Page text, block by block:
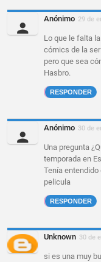
Anónimo 29 de
Lo que le falta
cómics de la
pero que sea
Hasbro.
RESPONDER
Anónimo 30 de
Una pregunta
temporada en
Tenía
pelicula
RESPONDER
Unknown 30 de
si es una muy